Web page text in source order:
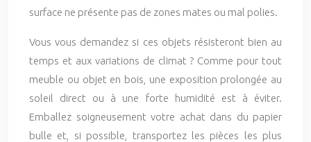
surface ne présente pas de zones mates ou mal polies.
Vous vous demandez si ces objets résisteront bien au
temps et aux variations de climat ? Comme pour tout
meuble ou objet en bois, une exposition prolongée au
soleil direct ou à une forte humidité est à éviter.
Emballez soigneusement votre achat dans du papier
bulle et, si possible, transportez les pièces les plus